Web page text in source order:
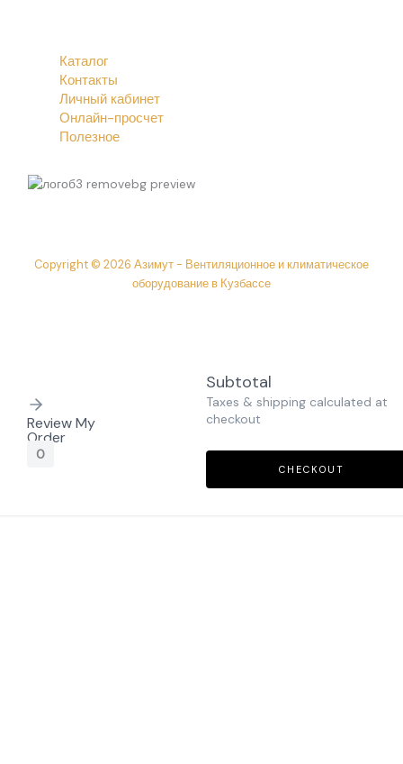
Каталог
Контакты
Личный кабинет
Онлайн-просчет
Полезное
Copyright © 2026 Азимут - Вентиляционное и климатическое
оборудование в Кузбассе
Review My
Order
0
Subtotal
Taxes & shipping calculated at
checkout
CHECKOUT